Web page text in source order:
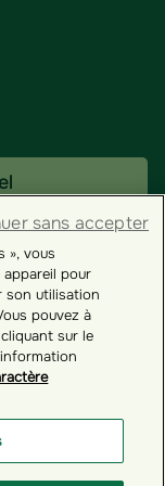
», vous
pour
son utilisation
pouvez à
sur le
sans accepter